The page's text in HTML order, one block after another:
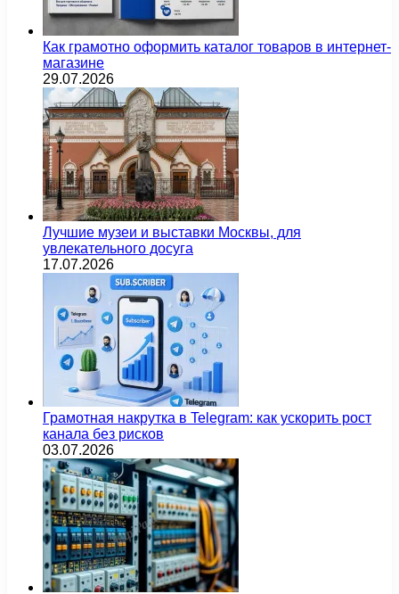
Как грамотно оформить каталог товаров в интернет-
магазине
29.07.2026
Лучшие музеи и выставки Москвы, для
увлекательного досуга
17.07.2026
Грамотная накрутка в Telegram: как ускорить рост
канала без рисков
03.07.2026